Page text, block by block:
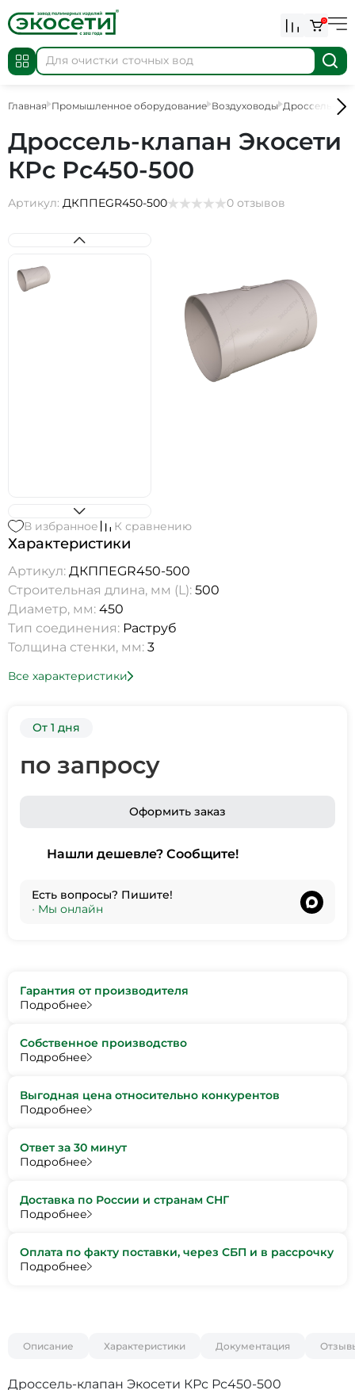
0
Главная Промышленное оборудование Воздуховоды Дроссель-
Дроссель-клапан Экосети
КРс Рс450-500
Артикул: ДКППEGR450-500 0 отзывов
В избранное К сравнению
Характеристики
Артикул: ДКППEGR450-500
Строительная длина, мм (L): 500
Диаметр, мм: 450
Тип соединения: Раструб
Толщина стенки, мм: 3
Все характеристики
От 1 дня
по запросу
Оформить заказ
Нашли дешевле? Сообщите!
Есть вопросы? Пишите!
• Мы онлайн
Гарантия от производителя
Подробнее
Собственное производство
Подробнее
Выгодная цена относительно конкурентов
Подробнее
Ответ за 30 минут
Подробнее
Доставка по России и странам СНГ
Подробнее
Оплата по факту поставки, через СБП и в рассрочку
Подробнее
Описание Характеристики Документация
Дроссель-клапан Экосети КРс Рс450-500